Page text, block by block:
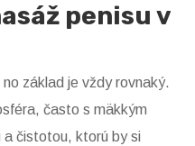
penisu v
základ je vždy rovnaký.
často s mäkkým
a čistotou, ktorú by si